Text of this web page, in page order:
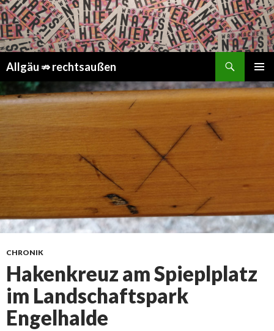
Allgäu ⇏ rechtsaußen
MENÜ
Springe
zum
Inhalt
CHRONIK
Hakenkreuz am Spieplplatz
im Landschaftspark
Engelhalde